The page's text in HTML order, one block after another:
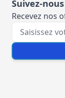
Suivez-nous
Recevez nos
Votre e-mail